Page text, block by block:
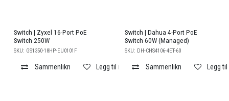
Switch | Zyxel 16-Port PoE
Switch 250W
SKU: GS1350-18HP-EU0101F
Sammenlikn Legg til i ønskeliste
Switch | Dahua 4-Port PoE
Switch 60W (Managed)
SKU: DH-CHS4106-4ET-60
Sammenlikn Legg